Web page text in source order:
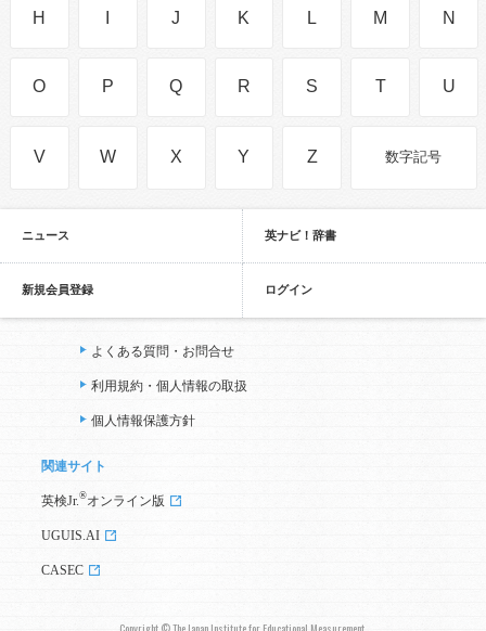
H J K L M N
O P Q R S T U
V W X Y Z 数字記号
ニュース 英ナビ！辞書
新規会員登録 ログイン
よくある質問・お問合せ
利用規約・個人情報の取扱
個人情報保護方針
関連サイト
英検Jr. ®オンライン版
UGUIS.AI
CASEC